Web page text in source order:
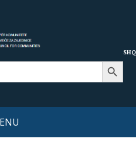
Search Button